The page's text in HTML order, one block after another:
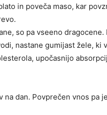
in poveča maso, kar
so pa vseeno dragocene.
nastane gumijast žele, ki
upočasnijo
dan. Povprečen vnos pa